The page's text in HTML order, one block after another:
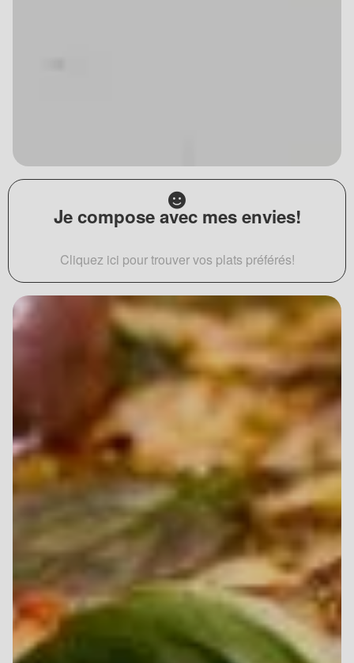
Je compose avec mes envies!
Cliquez ici pour trouver vos plats préférés!